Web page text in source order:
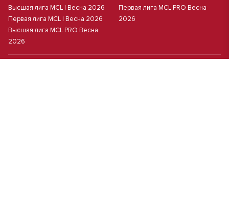
Высшая лига MCL | Весна 2026
Первая лига MCL | Весна 2026
Высшая лига MCL PRO Весна
2026
Первая лига MCL PRO Весна
2026